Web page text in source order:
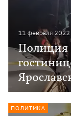
11 февраля 2022
Полиция
ПОЛИТИКА